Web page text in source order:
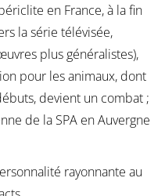
en France, à la fin
la série télévisée,
plus généralistes),
pour les animaux, dont
devient un combat ;
de la SPA en Auvergne
rayonnante au